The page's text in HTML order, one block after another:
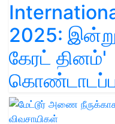
2025:
கேரட் தினம்'